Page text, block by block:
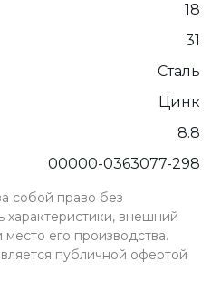
18
31
Сталь
Цинк
8.8
00000-0363077-298
собой право без
внешний
его производства.
публичной офертой